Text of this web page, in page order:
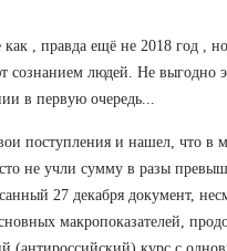
, правда ещё не 2018 год ,
сознанием людей. Не выгодно
в первую очередь...
поступления и нашел, что в
не учли сумму в разы
27 декабря документ,
макропоказателей,